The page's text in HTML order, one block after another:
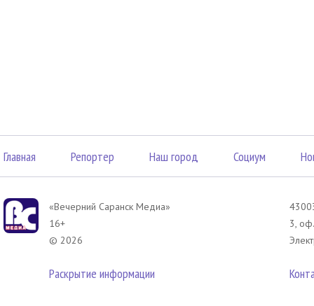
Главная Репортер Наш город Социум
«Вечерний Саранск Mедиа»
16+
© 2026
Раскрытие информации
3,